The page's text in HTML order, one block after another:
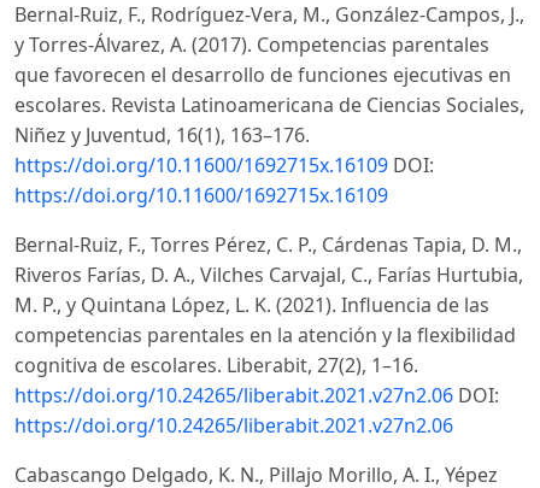
Bernal-Ruiz, F., Rodríguez-Vera, M., González-Campos, J.,
y Torres-Álvarez, A. (2017). Competencias parentales
que favorecen el desarrollo de funciones ejecutivas en
escolares. Revista Latinoamericana de Ciencias Sociales,
Niñez y Juventud, 16(1), 163–176.
https://doi.org/10.11600/1692715x.16109 DOI:
https://doi.org/10.11600/1692715x.16109
Bernal-Ruiz, F., Torres Pérez, C. P., Cárdenas Tapia, D. M.,
Riveros Farías, D. A., Vilches Carvajal, C., Farías Hurtubia,
M. P., y Quintana López, L. K. (2021). Influencia de las
competencias parentales en la atención y la flexibilidad
cognitiva de escolares. Liberabit, 27(2), 1–16.
https://doi.org/10.24265/liberabit.2021.v27n2.06 DOI:
https://doi.org/10.24265/liberabit.2021.v27n2.06
Cabascango Delgado, K. N., Pillajo Morillo, A. I., Yépez